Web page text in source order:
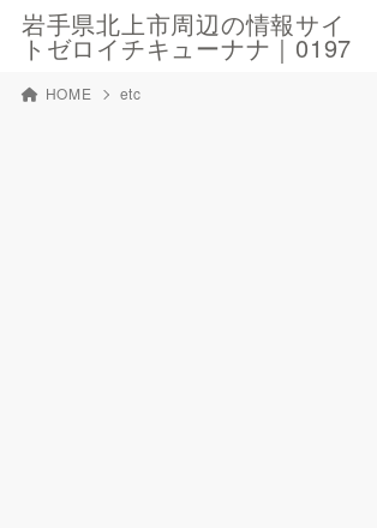
岩手県北上市周辺の情報サイ
トゼロイチキューナナ｜0197
HOME etc